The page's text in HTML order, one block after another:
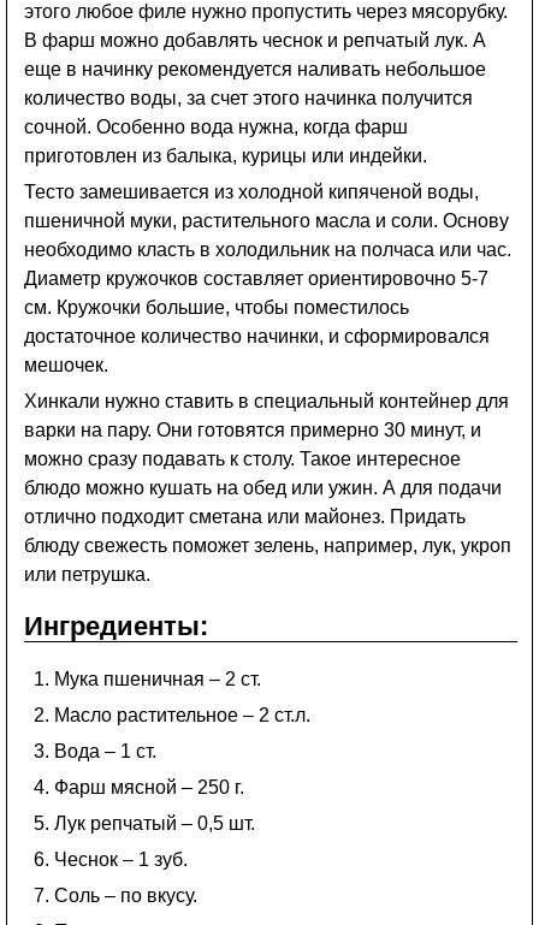
этого любое филе нужно пропустить через мясорубку.
В фарш можно добавлять чеснок и репчатый лук. А
еще в начинку рекомендуется наливать небольшое
количество воды, за счет этого начинка получится
сочной. Особенно вода нужна, когда фарш
приготовлен из балыка, курицы или индейки.
Тесто замешивается из холодной кипяченой воды,
пшеничной муки, растительного масла и соли. Основу
необходимо класть в холодильник на полчаса или час.
Диаметр кружочков составляет ориентировочно 5-7
см. Кружочки большие, чтобы поместилось
достаточное количество начинки, и сформировался
мешочек.
Хинкали нужно ставить в специальный контейнер для
варки на пару. Они готовятся примерно 30 минут, и
можно сразу подавать к столу. Такое интересное
блюдо можно кушать на обед или ужин. А для подачи
отлично подходит сметана или майонез. Придать
блюду свежесть поможет зелень, например, лук, укроп
или петрушка.
Ингредиенты:
Мука пшеничная – 2 ст.
Масло растительное – 2 ст.л.
Вода – 1 ст.
Фарш мясной – 250 г.
Лук репчатый – 0,5 шт.
Чеснок – 1 зуб.
Соль – по вкусу.